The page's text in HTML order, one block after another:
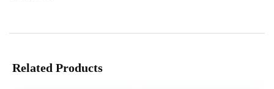
Related Products